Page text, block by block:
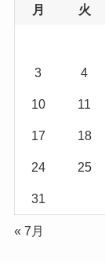
月 火
3 4
10 11
17 18
24 25
31
« 7月